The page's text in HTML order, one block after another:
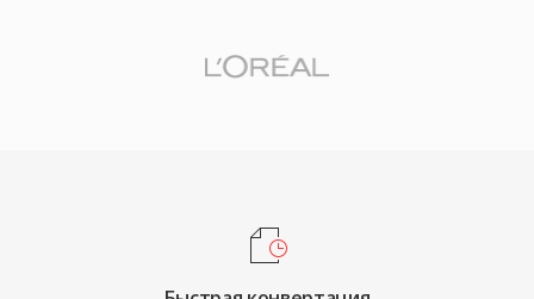
преследуют блочные контейнеры. Среди
делают Opus особенно убедительным. Он
меньшем битрейте, чем MP3, и превосходит